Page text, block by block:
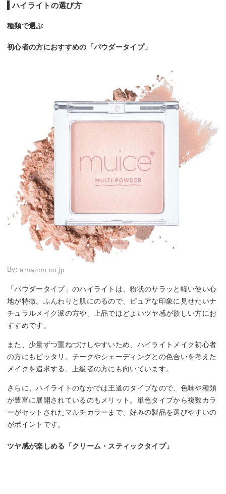
ハイライトの選び方
種類で選ぶ
初心者の方におすすめの「パウダータイプ」
By:amazon.co.jp
「パウダータイプ」のハイライトは、粉状のサラッと軽い使い心
地が特徴。ふんわりと肌にのるので、ピュアな印象に見せたいナ
チュラルメイク派の方や、上品でほどよいツヤ感が欲しい方にお
すすめです。
また、少量ずつ重ねづけしやすいため、ハイライトメイク初心者
の方にもピッタリ。チークやシェーディングとの色合いを考えた
メイクを追求する、上級者の方にも向いています。
さらに、ハイライトのなかでは王道のタイプなので、色味や種類
が豊富に展開されているのもメリット。単色タイプから複数カラ
ーがセットされたマルチカラーまで、好みの製品を選びやすいの
がポイントです。
ツヤ感が楽しめる「クリーム・スティックタイプ」